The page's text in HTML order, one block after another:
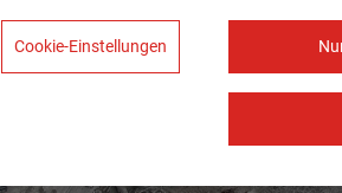
Cookie-Einstellungen